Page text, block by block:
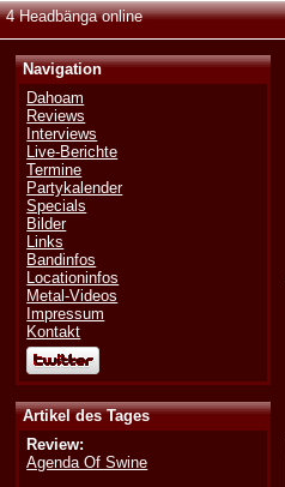
4 Headbänga online
Navigation
Dahoam
Reviews
Interviews
Live-Berichte
Termine
Partykalender
Specials
Bilder
Links
Bandinfos
Locationinfos
Metal-Videos
Impressum
Kontakt
Artikel des Tages
Review:
Agenda Of Swine